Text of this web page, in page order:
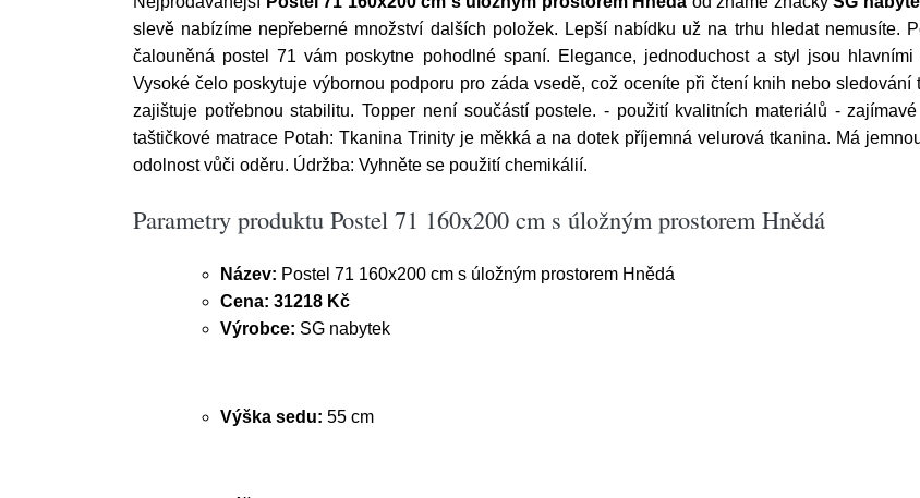
slevě nabízíme nepřeberné množství dalších položek. Lepší nabídku už na trhu hledat nemusíte.
čalouněná postel 71 vám poskytne pohodlné spaní. Elegance, jednoduchost a styl jsou
Vysoké čelo poskytuje výbornou podporu pro záda vsedě, což oceníte při čtení knih nebo
zajištuje potřebnou stabilitu. Topper není součástí postele. - použití kvalitních materiálů -
taštičkové matrace Potah: Tkanina Trinity je měkká a na dotek příjemná velurová tkanina. Má
odolnost vůči oděru. Údržba: Vyhněte se použití chemikálií.
Parametry produktu Postel 71 160x200 cm s úložným prostorem Hnědá
Název: Postel 71 160x200 cm s úložným prostorem Hnědá
Cena: 31218 Kč
Výrobce: SG nabytek
Výška sedu: 55 cm